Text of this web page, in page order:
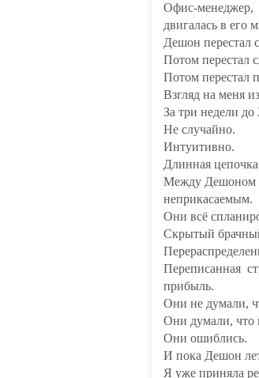
Офис-менеджер,
двигалась в его
Дешон перестал
Потом перестал
Потом перестал
Взгляд на меня
За три недели
Не случайно.
Интуитивно.
Длинная
Между Дешоном
неприкасаемым.
Они всё
Скрытый
Переписанная
прибыль.
Они не думали,
Они думали, что
Они ошиблись.
И пока Дешон
Я уже приняла